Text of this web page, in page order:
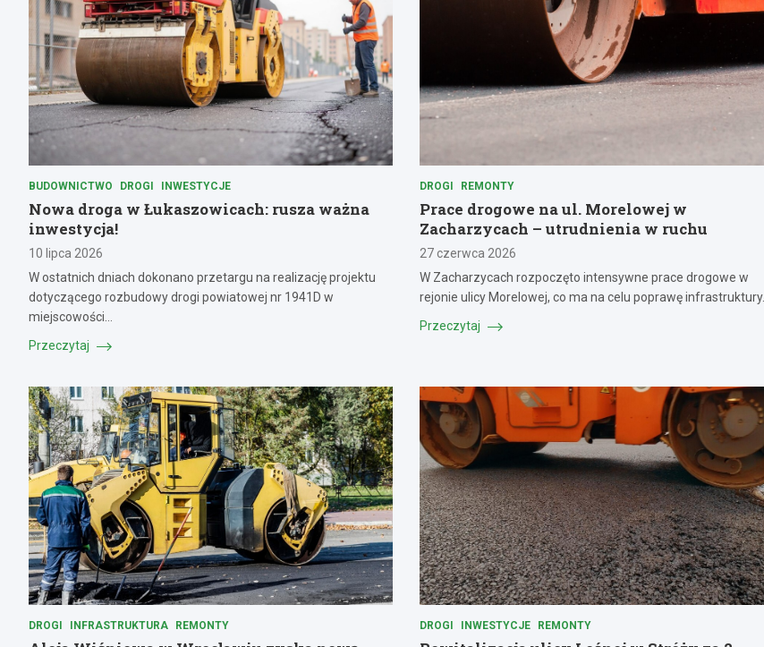
BUDOWNICTWO DROGI INWESTYCJE
Nowa droga w Łukaszowicach: rusza ważna
inwestycja!
10 lipca 2026
W ostatnich dniach dokonano przetargu na realizację projektu
dotyczącego rozbudowy drogi powiatowej nr 1941D w
miejscowości…
Przeczytaj
DROGI REMONTY
Prace drogowe na ul. Morelowej w
Zacharzycach – utrudnienia w ruchu
27 czerwca 2026
W Zacharzycach rozpoczęto intensywne prace drogowe w
rejonie ulicy Morelowej, co ma na celu poprawę infrastruktury…
Przeczytaj
DROGI INFRASTRUKTURA REMONTY DROGI INWESTYCJE REMONTY